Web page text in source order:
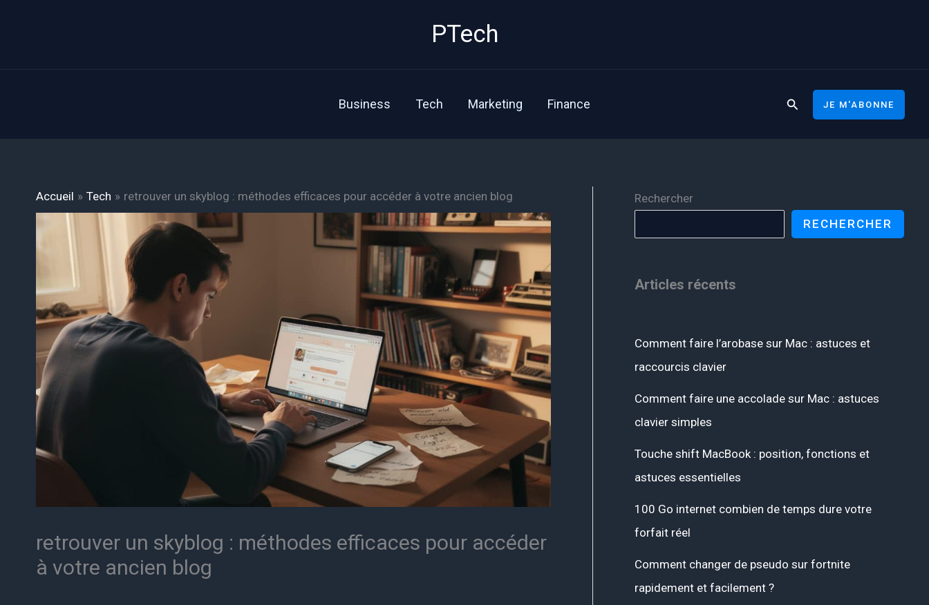
PTech
Business Tech Marketing Finance RechercherJE M'ABONNE
Accueil Tech retrouver un skyblog : méthodes efficaces pour accéder à votre ancien blog
retrouver un skyblog : méthodes efficaces pour accéder
à votre ancien blog
Rechercher
RECHERCHER
Articles récents
Comment faire l’arobase sur Mac : astuces et
raccourcis clavier
Comment faire une accolade sur Mac : astuces
clavier simples
Touche shift MacBook : position, fonctions et
astuces essentielles
100 Go internet combien de temps dure votre
forfait réel
Comment changer de pseudo sur fortnite
rapidement et facilement ?